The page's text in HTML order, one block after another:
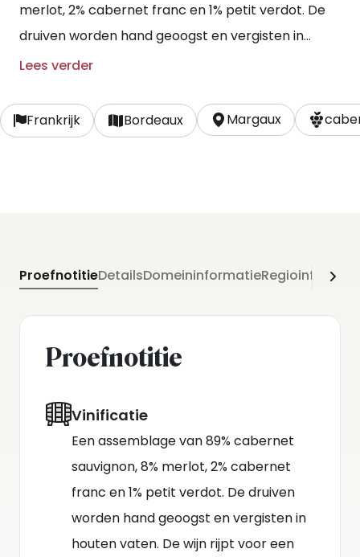
merlot, 2% cabernet franc en 1% petit verdot. De
druiven worden hand geoogst en vergisten in
houten vaten. De wijn rijpt voor een periode van
Lees verder
Frankrijk Bordeaux Margaux
ProefnotitieDetailsDomeininformatie
Proefnotitie
Vinificatie
Een assemblage van 89% cabernet
sauvignon, 8% merlot, 2% cabernet
franc en 1% petit verdot. De druiven
worden hand geoogst en vergisten in
houten vaten. De wijn rijpt voor een